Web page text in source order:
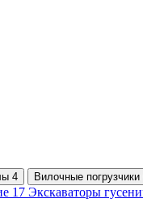
4 Вилочные погрузчики
17 Экскаваторы